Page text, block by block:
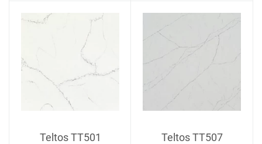
Teltos TT501
Teltos TT507